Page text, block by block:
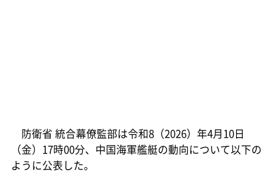
防衛省 統合幕僚監部は令和8（2026）年4月10日
（金）17時00分、中国海軍艦艇の動向について以下の
ように公表した。